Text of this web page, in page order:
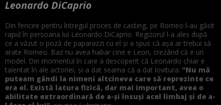
Leonardo DiCaprio
Din fericire pentru întregul proces de casting, pe Romeo l-au găsit
rapid în persoana lui Leonardo DiCaprio. Regizorul l-a ales după
ce a văzut o poză de paparazzi cu el și a spus că așa ar trebui să
arate Romeo. Baz nu avea habar cine e Leon, crezând că e un
model. Din momentul în care a descoperit că Leonardo chiar e
talentat în ale actoriei, și-a dat seama că a dat lovitura: "Nu mă
puteam gândi la nimeni altcineva care să reprezinte ce
era el. Există latura fizică, dar mai important, avea o
abilitate extraordinară de a-și însuși acel limbaj și de a-